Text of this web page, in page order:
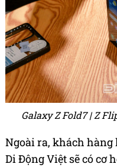
Galaxy Z Fold7 | Z
Ngoài ra, khách hàng
Di Động Việt sẽ có cơ